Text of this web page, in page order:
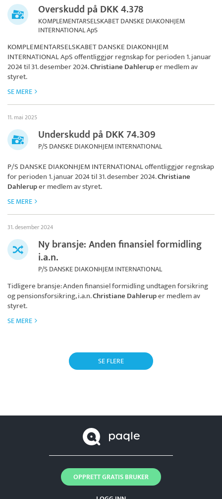
Overskudd på DKK 4.378
KOMPLEMENTARSELSKABET DANSKE DIAKONHJEM
INTERNATIONAL ApS
KOMPLEMENTARSELSKABET DANSKE DIAKONHJEM
INTERNATIONAL ApSoffentliggjør regnskap for perioden 1. januar
2024 til 31. desember 2024.Christiane Dahleruper medlem av
styret.
SE MERE
11. mai 2025
Underskudd på DKK 74.309
P/S DANSKE DIAKONHJEM INTERNATIONAL
P/S DANSKE DIAKONHJEM INTERNATIONALoffentliggjør regnskap
for perioden 1. januar 2024 til 31. desember 2024.Christiane
Dahleruper medlem av styret.
SE MERE
31. desember 2024
Ny bransje: Anden finansiel formidling
i.a.n.
P/S DANSKE DIAKONHJEM INTERNATIONAL
Tidligere bransje: Anden finansiel formidling undtagen forsikring
og pensionsforsikring, i.a.n.Christiane Dahleruper medlem av
styret.
SE MERE
SE FLERE
OPPRETT GRATIS BRUKER